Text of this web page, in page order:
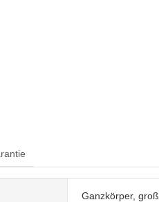
Ganzkörper, groß